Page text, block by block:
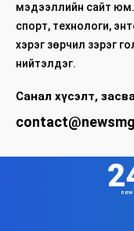
мэдээллийн сайт юм.
спорт, технологи,
хэрэг зөрчил зэрэг
нийтэлдэг.
Санал хүсэлт,